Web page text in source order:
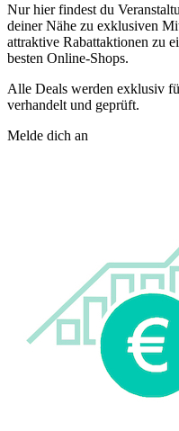
Nur hier findest du
deiner Nähe zu exklusiven
attraktive Rabattaktionen zu
besten Online-Shops.
Alle Deals werden exklusiv
verhandelt und geprüft.
Melde dich an